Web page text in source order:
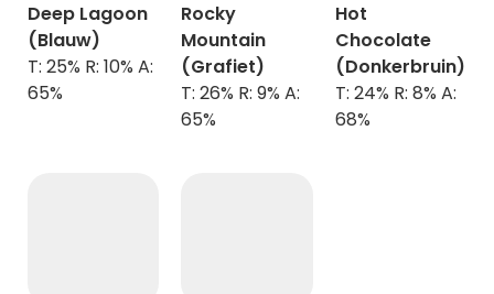
Deep Lagoon
(Blauw)
T: 25% R: 10% A:
65%
Rocky
Mountain
(Grafiet)
T: 26% R: 9% A:
65%
Hot
Chocolate
(Donkerbruin)
T: 24% R: 8% A:
68%